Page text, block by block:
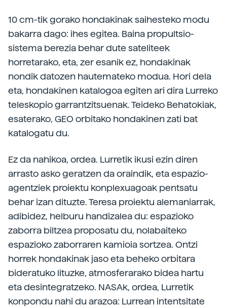
10 cm-tik gorako hondakinak saihesteko modu
bakarra dago: ihes egitea. Baina propultsio-
sistema berezia behar dute sateliteek
horretarako, eta, zer esanik ez, hondakinak
nondik datozen hautemateko modua. Hori dela
eta, hondakinen katalogoa egiten ari dira Lurreko
teleskopio garrantzitsuenak. Teideko Behatokiak,
esaterako, GEO orbitako hondakinen zati bat
katalogatu du.
Ez da nahikoa, ordea. Lurretik ikusi ezin diren
arrasto asko geratzen da oraindik, eta espazio-
agentziek proiektu konplexuagoak pentsatu
behar izan dituzte. Teresa proiektu alemaniarrak,
adibidez, helburu handizalea du: espazioko
zaborra biltzea proposatu du, nolabaiteko
espazioko zaborraren kamioia sortzea. Ontzi
horrek hondakinak jaso eta beheko orbitara
bideratuko lituzke, atmosferarako bidea hartu
eta desintegratzeko. NASAk, ordea, Lurretik
konpondu nahi du arazoa: Lurrean intentsitate